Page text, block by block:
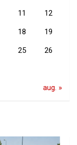
11 12
18 19
25 26
aug. »